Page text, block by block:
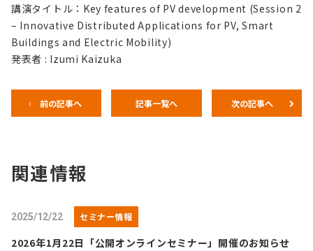
講演タイトル：Key features of PV development (Session 2
– Innovative Distributed Applications for PV, Smart
Buildings and Electric Mobility)
発表者 : Izumi Kaizuka
前の記事へ 記事一覧へ 次の記事へ
関連情報
2025/12/22 セミナー情報
2026年1月22日「公開オンラインセミナー」開催のお知らせ